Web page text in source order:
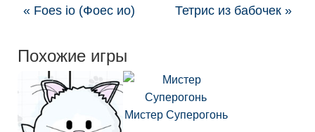
« Foes io (Фоес ио) Тетрис из бабочек »
Похожие игры
Мистер Суперогонь